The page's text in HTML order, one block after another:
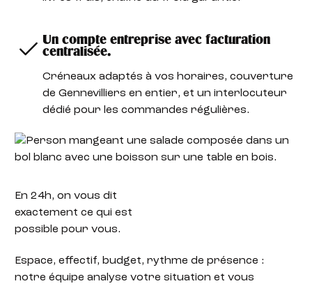
Un compte entreprise avec facturation
centralisée.
Créneaux adaptés à vos horaires, couverture
de Gennevilliers en entier, et un interlocuteur
dédié pour les commandes régulières.
En 24h, on vous dit
exactement ce qui est
possible pour vous.
Espace, effectif, budget, rythme de présence :
notre équipe analyse votre situation et vous